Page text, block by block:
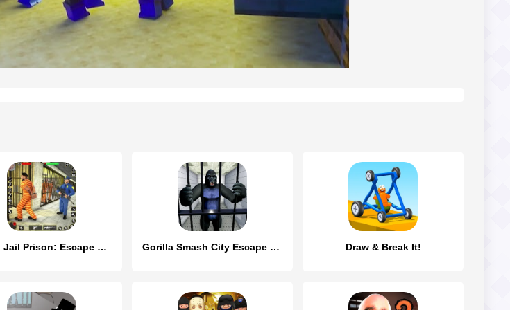
Grand Jail Prison: Escape Game Gorilla Smash City Escape Jail Draw & Break It!